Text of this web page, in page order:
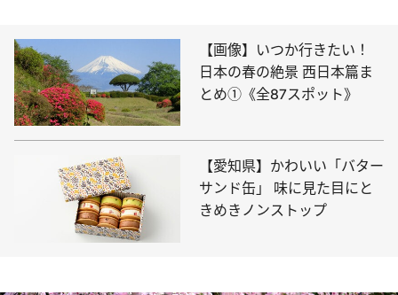
【画像】いつか行きたい！
日本の春の絶景 西日本篇ま
とめ①《全87スポット》
【愛知県】かわいい「バター
サンド缶」 味に見た目にと
きめきノンストップ